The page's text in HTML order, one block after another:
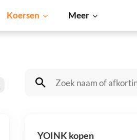
Koersen Meer
Dogecoin Solana BNB
YOINK kopen